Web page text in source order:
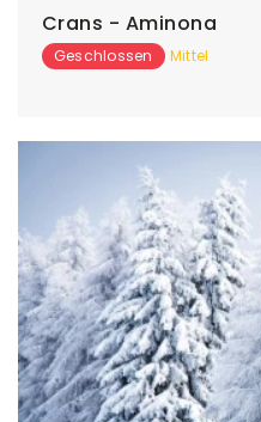
Crans - Aminona
Geschlossen Mittel